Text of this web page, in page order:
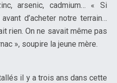
arsenic, cadmium… « Si
d’acheter notre terrain…
rien. On ne savait même pas
», soupire la jeune mère.
il y a trois ans dans cette